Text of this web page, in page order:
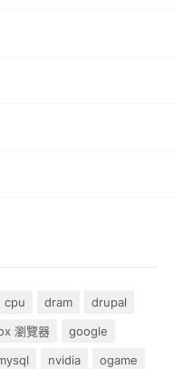
cpu dram
drupal
瀏覽器
google
nvidia
ogame